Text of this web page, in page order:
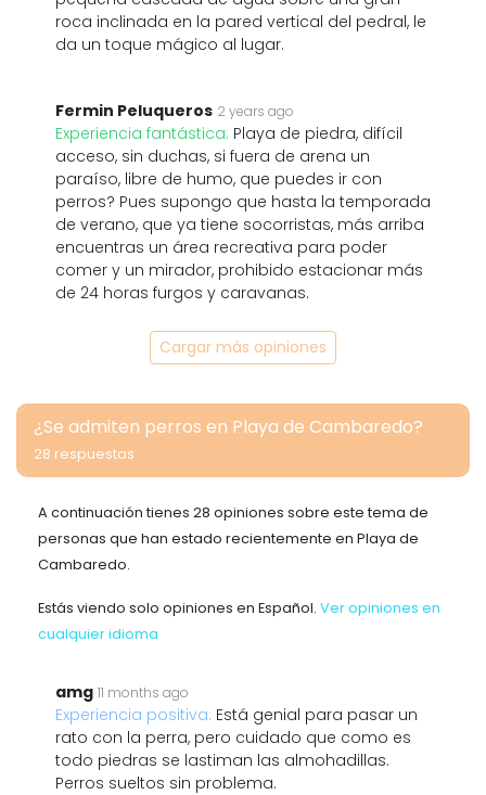
roca inclinada en la pared vertical del pedral, le
da un toque mágico al lugar.
Fermin Peluqueros 2 years ago
Experiencia fantástica: Playa de piedra, difícil
acceso, sin duchas, si fuera de arena un
paraíso, libre de humo, que puedes ir con
perros? Pues supongo que hasta la temporada
de verano, que ya tiene socorristas, más arriba
encuentras un área recreativa para poder
comer y un mirador, prohibido estacionar más
de 24 horas furgos y caravanas.
Cargar más opiniones
¿Se admiten perros en Playa de Cambaredo?
28 respuestas
A continuación tienes 28 opiniones sobre este tema de
personas que han estado recientemente en Playa de
Cambaredo.
Estás viendo solo opiniones en Español. Ver opiniones en
cualquier idioma
amg 11 months ago
Experiencia positiva: Está genial para pasar un
rato con la perra, pero cuidado que como es
todo piedras se lastiman las almohadillas.
Perros sueltos sin problema.